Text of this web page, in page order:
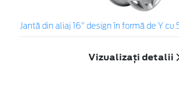
Jantă din aliaj 16" design în formă de Y cu
Vizualizați detalii